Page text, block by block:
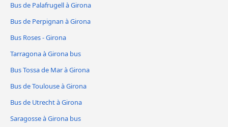
Bus de Palafrugell à Girona
Bus de Perpignan à Girona
Bus Roses - Girona
Tarragona à Girona bus
Bus Tossa de Mar à Girona
Bus de Toulouse à Girona
Bus de Utrecht à Girona
Saragosse à Girona bus